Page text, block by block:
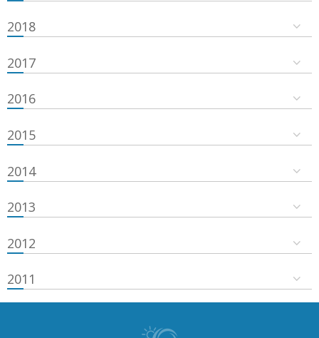
2018
2017
2016
2015
2014
2013
2012
2011